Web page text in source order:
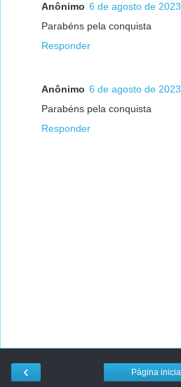
Anônimo 6 de agosto de
Parabéns pela conquista
Responder
Anônimo 6 de agosto de
Parabéns pela conquista
Responder
‹ Página